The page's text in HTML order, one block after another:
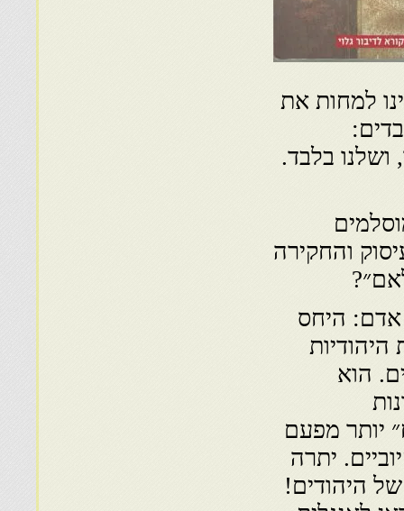
למחות את
בלבד.
והחקירה
אדם: היחס
הוא
יותר מפעם
יתרה
היהודים!